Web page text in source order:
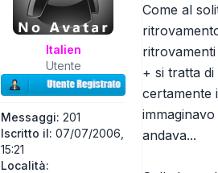
Italien
Utente
Messaggi: 201
Iscritto il: 07/07/2006,
15:21
Località:
Come al
+ si tratta
certamente
andava...